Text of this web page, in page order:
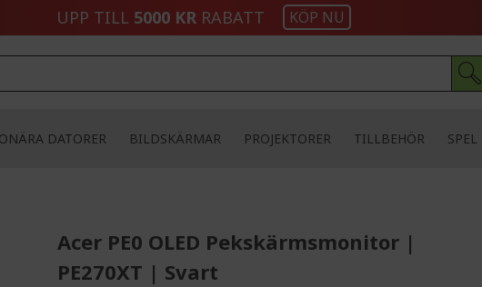
UPP TILL 5000 KR RABATT KÖP NU
DATORER BILDSKÄRMAR PROJEKTORER TILLBEHÖR SPEL
Acer PE0 OLED Pekskärmsmonitor |
PE270XT | Svart